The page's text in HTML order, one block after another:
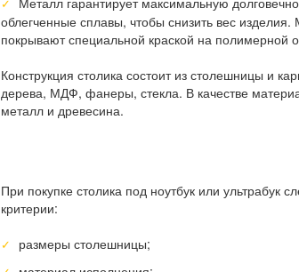
облегченные сплавы, чтобы снизить вес
покрывают специальной краской на полимерной
Конструкция столика состоит из столешницы и
дерева, МДФ, фанеры, стекла. В качестве
металл и древесина.
При покупке столика под ноутбук или ультрабук
критерии:
размеры столешницы;